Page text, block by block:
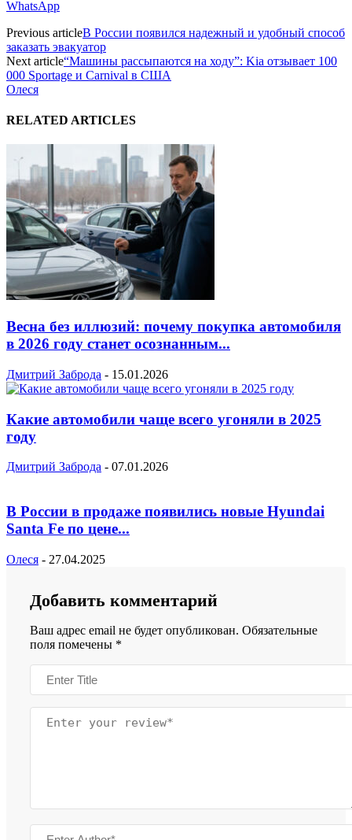
WhatsApp
Previous articleВ России появился надежный и удобный способ
заказать эвакуатор
Next article“Машины рассыпаются на ходу”: Kia отзывает 100
000 Sportage и Carnival в США
Олеся
RELATED ARTICLES
Весна без иллюзий: почему покупка автомобиля
в 2026 году станет осознанным...
Дмитрий Заброда - 15.01.2026
Какие автомобили чаще всего угоняли в 2025
году
Дмитрий Заброда - 07.01.2026
В России в продаже появились новые Hyundai
Santa Fe по цене...
Олеся - 27.04.2025
Добавить комментарий
Ваш адрес email не будет опубликован. Обязательные
поля помечены *